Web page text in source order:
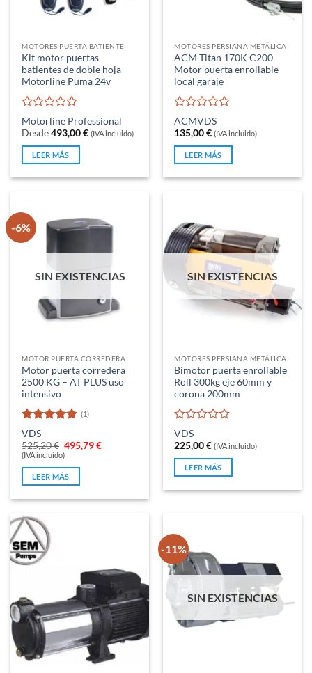
MOTORES PUERTA BATIENTE
Kit motor puertas
batientes de doble hoja
Motorline Puma 24v
Valorado
con
0
de
5
Motorline Professional
Desde493,00€ (IVA incluido)
LEER MÁS
MOTORES PERSIANA METÁLICA
ACM Titan 170K C200
Motor puerta enrollable
local garaje
Valorado
con
0
de
5
ACMVDS
135,00€ (IVA incluido)
LEER MÁS
-6%
SIN EXISTENCIAS
MOTOR PUERTA CORREDERA
Motor puerta corredera
2500 KG – AT PLUS uso
intensivo
Valorado
con5de 5
(1)
VDS
525,20€ El
precio
era:
525,20 €.
495,79€El
(IVA incluido)
LEER MÁS
SIN EXISTENCIAS
MOTORES PERSIANA METÁLICA
Bimotor puerta enrollable
Roll 300kg eje 60mm y
corona 200mm
Valorado
con
0
de
5
VDS
225,00€ (IVA incluido)
LEER MÁS
-11%
SIN EXISTENCIAS